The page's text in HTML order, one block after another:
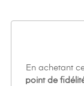
En achetant
point de